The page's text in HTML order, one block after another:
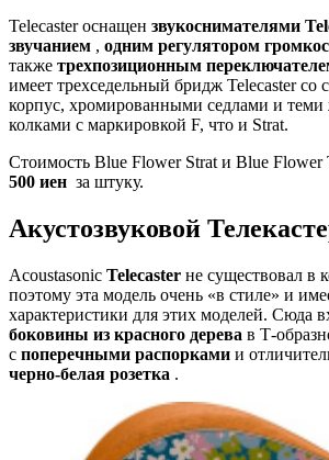
Telecaster оснащен звукоснимателями
звучанием , одним регулятором
также трехпозиционным
имеет трехседельный бридж Telecaster со
корпус, хромированными седлами и
колками с маркировкой F, что и Strat.
Стоимость Blue Flower Strat и Blue Flower
500 иен за штуку.
Акустозвуковой
Acoustasonic Telecaster не существовал в
поэтому эта модель очень «в стиле» и
характеристики для этих моделей. Сюда
боковины из красного дерева в Т-
с поперечными распорками и
черно-белая розетка .